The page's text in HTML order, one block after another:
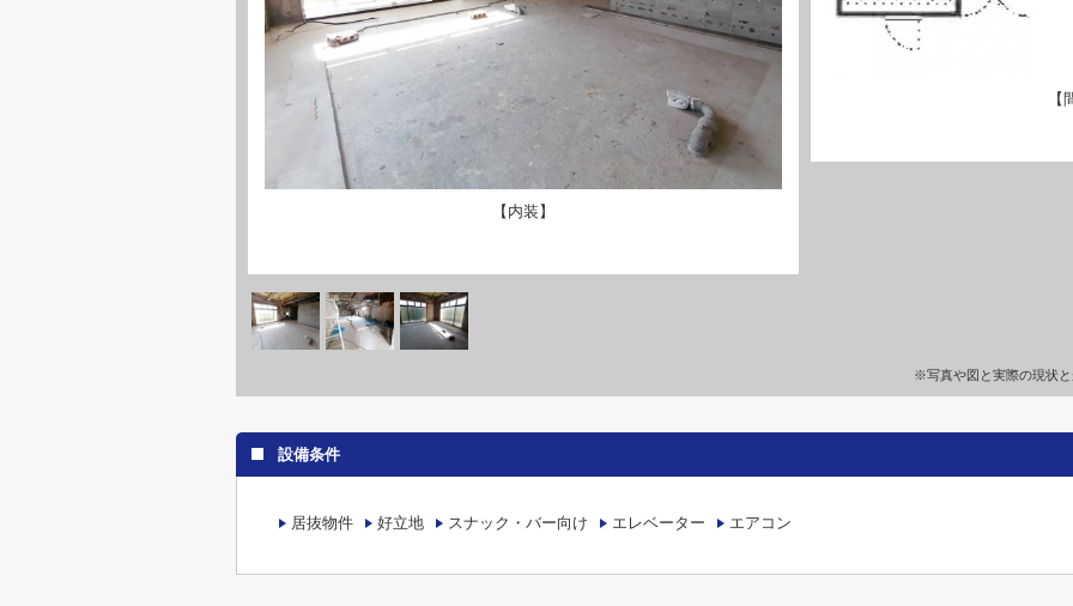
【内装】
【
※写真や図と実際の現状
設備条件
居抜物件 好立地 スナック・バー向け エレベーター エアコン